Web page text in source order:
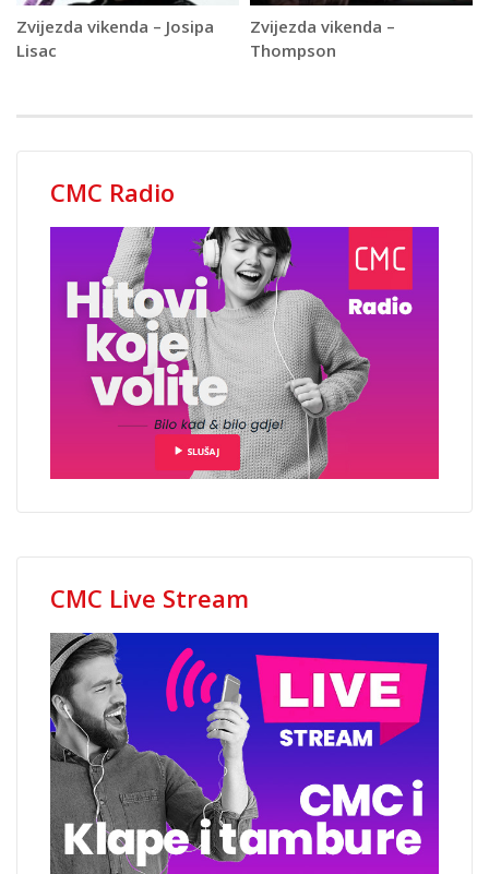
Zvijezda vikenda – Josipa
Lisac
Zvijezda vikenda –
Thompson
CMC Radio
CMC Live Stream